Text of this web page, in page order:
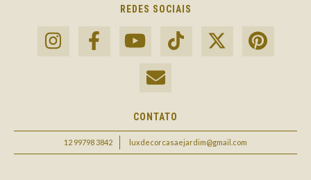
REDES SOCIAIS
CONTATO
12 99798 3842 luxdecorcasaejardim@gmail.com